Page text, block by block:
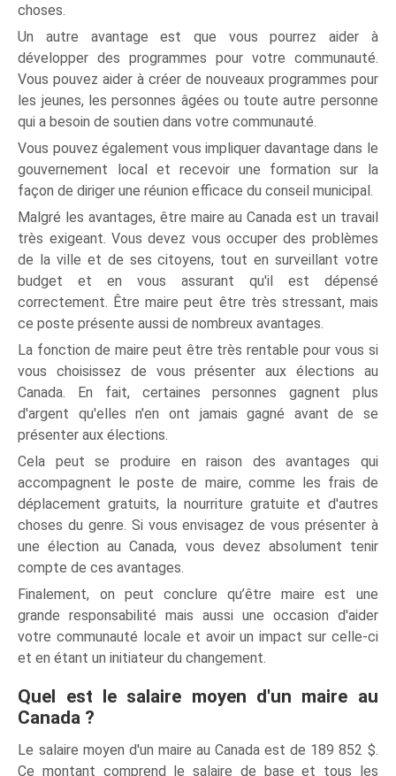
choses.
Un autre avantage est que vous pourrez aider à
développer des programmes pour votre communauté.
Vous pouvez aider à créer de nouveaux programmes pour
les jeunes, les personnes âgées ou toute autre personne
qui a besoin de soutien dans votre communauté.
Vous pouvez également vous impliquer davantage dans le
gouvernement local et recevoir une formation sur la
façon de diriger une réunion efficace du conseil municipal.
Malgré les avantages, être maire au Canada est un travail
très exigeant. Vous devez vous occuper des problèmes
de la ville et de ses citoyens, tout en surveillant votre
budget et en vous assurant qu'il est dépensé
correctement. Être maire peut être très stressant, mais
ce poste présente aussi de nombreux avantages.
La fonction de maire peut être très rentable pour vous si
vous choisissez de vous présenter aux élections au
Canada. En fait, certaines personnes gagnent plus
d'argent qu'elles n'en ont jamais gagné avant de se
présenter aux élections.
Cela peut se produire en raison des avantages qui
accompagnent le poste de maire, comme les frais de
déplacement gratuits, la nourriture gratuite et d'autres
choses du genre. Si vous envisagez de vous présenter à
une élection au Canada, vous devez absolument tenir
compte de ces avantages.
Finalement, on peut conclure qu’être maire est une
grande responsabilité mais aussi une occasion d'aider
votre communauté locale et avoir un impact sur celle-ci
et en étant un initiateur du changement.
Quel est le salaire moyen d'un maire au
Canada ?
Le salaire moyen d'un maire au Canada est de 189 852 $.
Ce montant comprend le salaire de base et tous les